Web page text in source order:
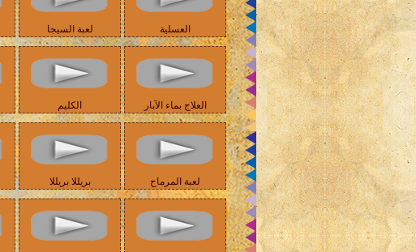
العسلية لعبة السيجا
العلاج بماء الآبار الكليم
لعبة المرماح بريللا بريللا